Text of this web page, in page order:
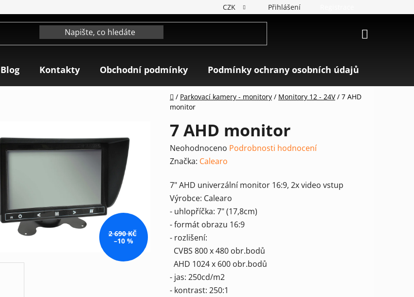
CZK Přihlášení
Blog Kontakty Obchodní podmínky Podmínky ochrany osobních údajů
Domů
/ Parkovací kamery - monitory / Monitory 12 - 24V / 7 AHD
monitor
7 AHD monitor
Průměrné
hodnocení
je
0,0
z
5
hvězdiček.
Neohodnoceno Podrobnosti hodnocení
Značka: Calearo
7" AHD univerzální monitor 16:9, 2x video vstup
Výrobce: Calearo
- uhlopříčka: 7" (17,8cm)
- formát obrazu 16:9
- rozlišení:
CVBS 800 x 480 obr.bodů
AHD 1024 x 600 obr.bodů
- jas: 250cd/m2
- kontrast: 250:1
2 690 KČ
–10 %